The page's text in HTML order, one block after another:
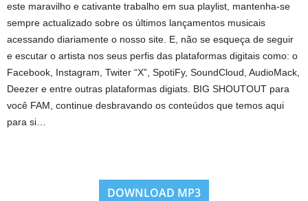
este maravilho e cativante trabalho em sua playlist, mantenha-se
sempre actualizado sobre os últimos lançamentos musicais
acessando diariamente o nosso site. E, não se esqueça de seguir
e escutar o artista nos seus perfis das plataformas digitais como: o
Facebook, Instagram, Twiter “X”, SpotiFy, SoundCloud, AudioMack,
Deezer e entre outras plataformas digiats. BIG SHOUTOUT para
você FAM, continue desbravando os conteúdos que temos aqui
para si…
DOWNLOAD MP3